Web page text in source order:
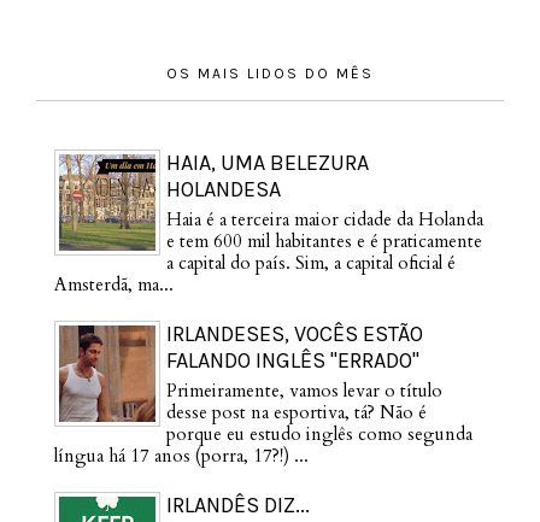
OS MAIS LIDOS DO MÊS
HAIA, UMA BELEZURA
HOLANDESA
Haia é a terceira maior cidade da Holanda
e tem 600 mil habitantes e é praticamente
a capital do país. Sim, a capital oficial é
Amsterdã, ma...
IRLANDESES, VOCÊS ESTÃO
FALANDO INGLÊS "ERRADO"
Primeiramente, vamos levar o título
desse post na esportiva, tá? Não é
porque eu estudo inglês como segunda
língua há 17 anos (porra, 17?!) ...
IRLANDÊS DIZ...